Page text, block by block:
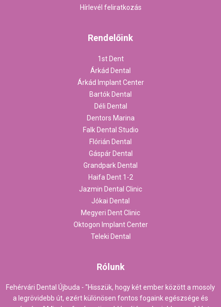
Hírlevél feliratkozás
Rendelőink
1st Dent
Árkád Dental
Árkád Implant Center
Bartók Dental
Déli Dental
Dentors Marina
Falk Dental Studio
Flórián Dental
Gáspár Dental
Grandpark Dental
Haifa Dent 1-2
Jazmin Dental Clinic
Jókai Dental
Megyeri Dent Clinic
Oktogon Implant Center
Teleki Dental
Rólunk
Fehérvári Dental Újbuda - "Hisszük, hogy két ember között a mosoly
a legrövidebb út, ezért különösen fontos fogaink egészsége és